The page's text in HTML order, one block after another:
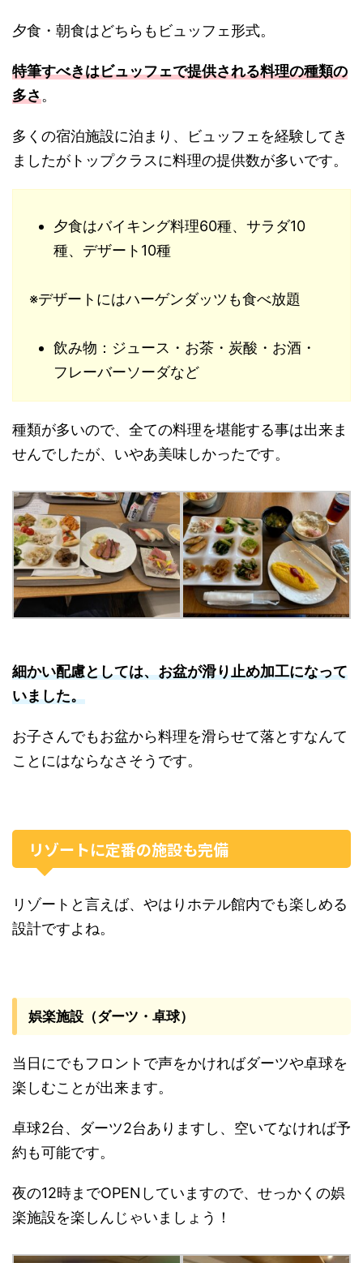
夕食・朝食はどちらもビュッフェ形式。
特筆すべきはビュッフェで提供される料理の種類の
多さ。
多くの宿泊施設に泊まり、ビュッフェを経験してき
ましたがトップクラスに料理の提供数が多いです。
夕食はバイキング料理60種、サラダ10
種、デザート10種
※デザートにはハーゲンダッツも食べ放題
飲み物：ジュース・お茶・炭酸・お酒・
フレーバーソーダなど
種類が多いので、全ての料理を堪能する事は出来ま
せんでしたが、いやあ美味しかったです。
細かい配慮としては、お盆が滑り止め加工になって
いました。
お子さんでもお盆から料理を滑らせて落とすなんて
ことにはならなさそうです。
リゾートに定番の施設も完備
リゾートと言えば、やはりホテル館内でも楽しめる
設計ですよね。
娯楽施設（ダーツ・卓球）
当日にでもフロントで声をかければダーツや卓球を
楽しむことが出来ます。
卓球2台、ダーツ2台ありますし、空いてなければ予
約も可能です。
夜の12時までOPENしていますので、せっかくの娯
楽施設を楽しんじゃいましょう！